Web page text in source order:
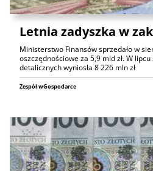
Letnia zadyszka w
Ministerstwo Finansów sprzedało w
oszczędnościowe za 5,9 mld zł. W
detalicznych wyniosła 8 226 mln zł
Zespół wGospodarce